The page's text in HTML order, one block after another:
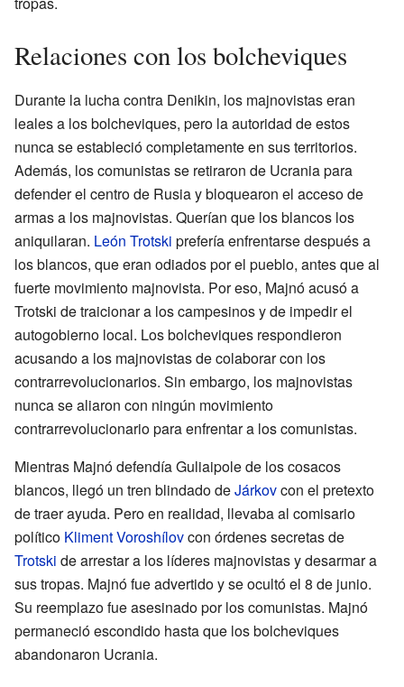
Relaciones con los bolcheviques
Durante la lucha contra Denikin, los majnovistas eran
leales a los bolcheviques, pero la autoridad de estos
nunca se estableció completamente en sus territorios.
Además, los comunistas se retiraron de Ucrania para
defender el centro de Rusia y bloquearon el acceso de
armas a los majnovistas. Querían que los blancos los
aniquilaran. León Trotski prefería enfrentarse después a
los blancos, que eran odiados por el pueblo, antes que al
fuerte movimiento majnovista. Por eso, Majnó acusó a
Trotski de traicionar a los campesinos y de impedir el
autogobierno local. Los bolcheviques respondieron
acusando a los majnovistas de colaborar con los
contrarrevolucionarios. Sin embargo, los majnovistas
nunca se aliaron con ningún movimiento
contrarrevolucionario para enfrentar a los comunistas.
Mientras Majnó defendía Guliaipole de los cosacos
blancos, llegó un tren blindado deJárkovcon el pretexto
de traer ayuda. Pero en realidad, llevaba al comisario
político Kliment Voroshílovcon órdenes secretas de
Trotski de arrestar a los líderes majnovistas y desarmar a
sus tropas. Majnó fue advertido y se ocultó el 8 de junio.
Su reemplazo fue asesinado por los comunistas. Majnó
permaneció escondido hasta que los bolcheviques
abandonaron Ucrania.